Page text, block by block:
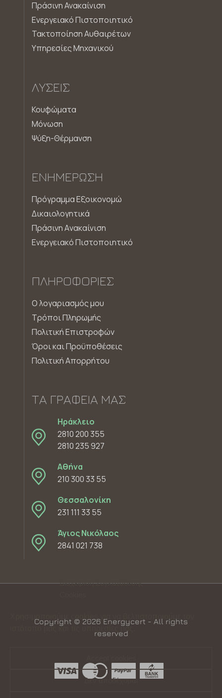
Διαχείριση Συγκατάθεσης
ιστότοπό μας και τις υπηρεσίες μας.
Δεν αποδέχομαι
Πράσινη Ανακαίνιση
Ενεργειακό Πιστοποιητικό
Τακτοποίηση Αυθαιρέτων
Υπηρεσίες Μηχανικού
ΛΎΣΕΙΣ
Κουφώματα
Μόνωση
Ψύξη-Θέρμανση
ΕΝΗΜΈΡΩΣΗ
Πρόγραμμα Εξοικονομώ
Δικαιολογητικά
Πράσινη Aνακαίνιση
Ενεργειακό Πιστοποιητικό
ΠΛΗΡΟΦΟΡΊΕΣ
Ο λογαριασμός μου
Τρόποι Πληρωμής
Πολιτική Επιστροφών
Όροι και Προϋποθέσεις
Πολιτική Απορρήτου
ΤΑ ΓΡΑΦΕΊΑ ΜΑΣ
Ηράκλειο
2810 200 355
2810 235 927
Αθήνα
210 300 33 55
Θεσσαλονίκη
231 111 33 55
Άγιος Νικόλαος
2841 021 738
Copyright © 2026 Energycert - All rights
reserved